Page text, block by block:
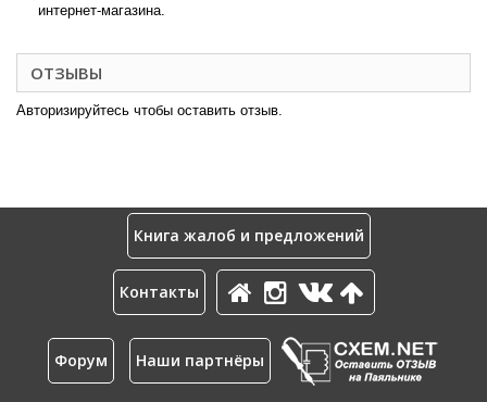
интернет-магазина.
ОТЗЫВЫ
Авторизируйтесь чтобы оставить отзыв.
Книга жалоб и предложений
Контакты
Форум Наши партнёры